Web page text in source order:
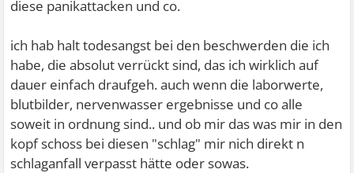
diese panikattacken und co.
ich hab halt todesangst bei den beschwerden die ich
habe, die absolut verrückt sind, das ich wirklich auf
dauer einfach draufgeh. auch wenn die laborwerte,
blutbilder, nervenwasser ergebnisse und co alle
soweit in ordnung sind.. und ob mir das was mir in den
kopf schoss bei diesen "schlag" mir nich direkt n
schlaganfall verpasst hätte oder sowas.